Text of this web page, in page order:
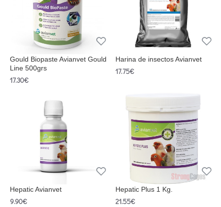
Gould Biopaste Avianvet Gould
Line 500grs
17.30€
Harina de insectos Avianvet
17.75€
Hepatic Avianvet
9.90€
Hepatic Plus 1 Kg.
21.55€